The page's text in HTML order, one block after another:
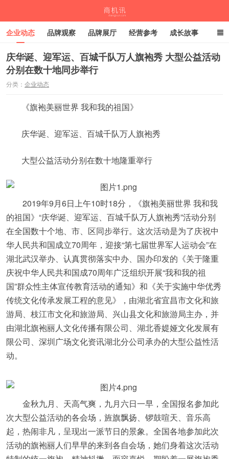
企业动态 品牌观察 品牌展厅 经营参考 成长故事
深度观察 伙伴计划
庆华诞、迎军运、百城千队万人旗袍秀 大型公益活动
分别在数十地同步举行
分类： 企业动态
《旗袍美丽世界 我和我的祖国》
庆华诞、迎军运、百城千队万人旗袍秀
大型公益活动分别在数十地隆重举行
2019年9月6日上午10时18分，《旗袍美丽世界 我和我
的祖国》“庆华诞、迎军运、百城千队万人旗袍秀”活动分别
在全国数十个地、市、区同步举行。这次活动是为了庆祝中
华人民共和国成立70周年，迎接“第七届世界军人运动会”在
湖北武汉举办、认真贯彻落实中办、国办印发的《关于隆重
庆祝中华人民共和国成70周年广泛组织开展“我和我的祖
国”群众性主体宣传教育活动的通知》和《关于实施中华优秀
传统文化传承发展工程的意见》，由湖北省宜昌市文化和旅
游局、枝江市文化和旅游局、兴山县文化和旅游局主办，并
由湖北旗袍丽人文化传播有限公司、湖北香媞娅文化发展有
限公司、深圳广场文化资讯湖北分公司承办的大型公益性活
动。
金秋九月、天高气爽，九月六日一早，全国报名参加此
次大型公益活动的各会场，旌旗飘扬、锣鼓喧天、音乐高
起，热闹非凡，呈现出一派节日的景象。全国各地参加此次
活动的旗袍丽人们早早的来到各自会场，她们身着这次活动